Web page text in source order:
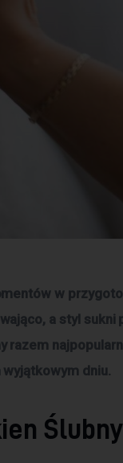
w
a styl sukni
razem
dniu.